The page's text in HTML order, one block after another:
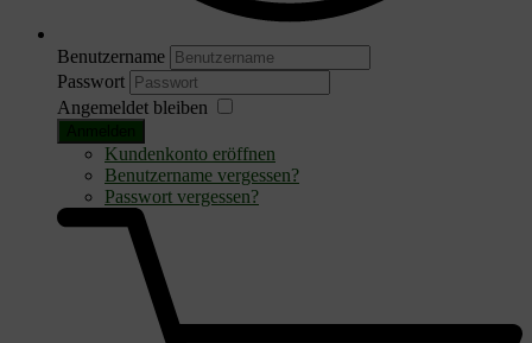
Benutzername
Passwort
Angemeldet bleiben
Kundenkonto eröffnen
Benutzername vergessen?
Passwort vergessen?